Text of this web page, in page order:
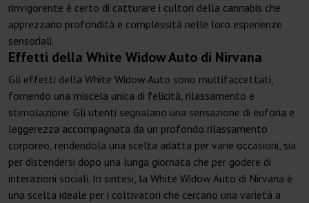
rinvigorente è certo di catturare i cultori della cannabis che
apprezzano profondità e complessità nelle loro esperienze
sensoriali.
Effetti della White Widow Auto di Nirvana
Gli effetti della White Widow Auto sono multifaccettati,
fornendo una miscela unica di felicità, rilassamento e
stimolazione. Gli utenti segnalano una sensazione di euforia e
leggerezza accompagnata da un profondo rilassamento
corporeo, rendendola una scelta adatta per varie occasioni, sia
per distendersi dopo una lunga giornata che per godere di
interazioni sociali. In sintesi, la White Widow Auto di Nirvana è
una scelta ideale per i coltivatori che cercano una varietà a